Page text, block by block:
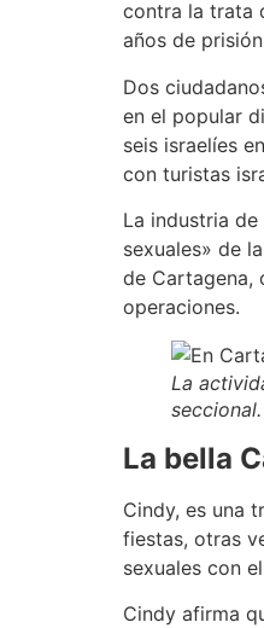
contra la trata
años de
Dos
en el popular
seis israelíes
con turistas
La industria
sexuales» de
de Cartagena,
operaciones.
La
seccional.
La bella
Cindy, es una
fiestas, otras
sexuales con
Cindy afirma